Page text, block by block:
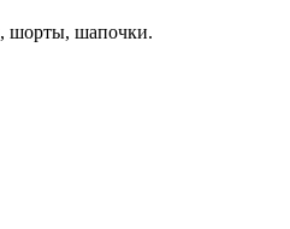
шорты, шапочки.